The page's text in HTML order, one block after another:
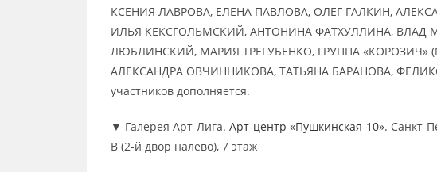
КСЕНИЯ ЛАВРОВА, ЕЛЕНА ПАВЛОВА, ОЛЕГ ГАЛКИН,
ИЛЬЯ КЕКСГОЛЬМСКИЙ, АНТОНИНА ФАТХУЛЛИНА, ВЛАД
ЛЮБЛИНСКИЙ, МАРИЯ ТРЕГУБЕНКО, ГРУППА «КОРОЗИЧ»
АЛЕКСАНДРА ОВЧИННИКОВА, ТАТЬЯНА БАРАНОВА,
участников дополняется.
▼ Галерея Арт-Лига. Арт-центр «Пушкинская-10». Санкт-
В (2-й двор налево), 7 этаж